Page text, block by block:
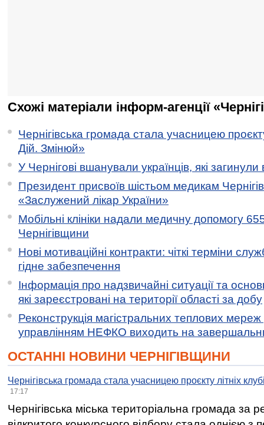
Схожі матеріали інформ-агенції
Чернігівська громада стала учасницею
Дій. Змінюй»
У Чернігові вшанували українців, які загинули
Президент присвоїв шістьом медикам
«Заслужений лікар України»
Мобільні клініки надали медичну допомогу
Чернігівщини
Нові мотиваційні контракти: чіткі терміни
гідне забезпечення
Інформація про надзвичайні ситуації та
які зареєстровані на території області за добу
Реконструкція магістральних теплових мереж
управлінням НЕФКО виходить на
ОСТАННІ НОВИНИ ЧЕРНІГІВЩИНИ
Чернігівська громада стала учасницею проєкту літніх
17:17
Чернігівська міська територіальна громада за